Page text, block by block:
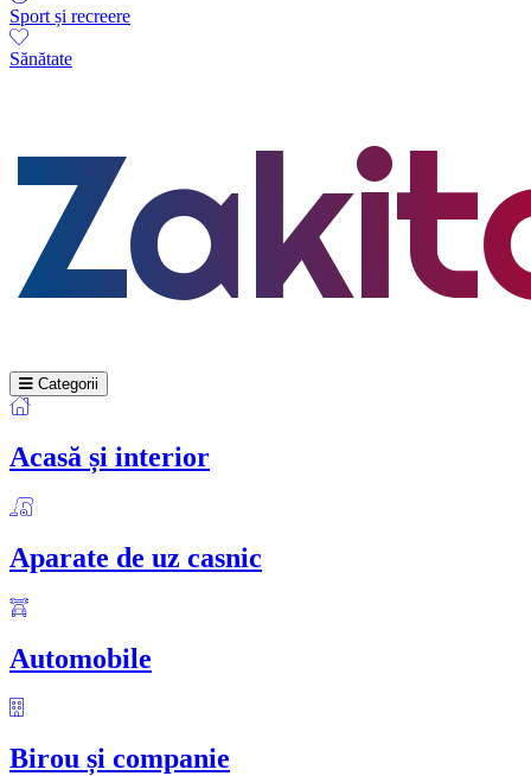
Sport și recreere
Sănătate
Categorii
Acasă și interior
Aparate de uz casnic
Automobile
Birou și companie